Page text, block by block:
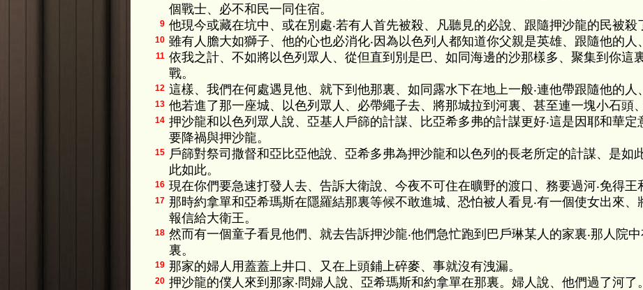
個戰士、必不和民一同住宿。
9 他現今或藏在坑中、或在別處‧若有人首先被殺、凡聽見的必說、跟隨押沙龍的民被殺
10 雖有人膽大如獅子、他的心也必消化‧因為以色列人都知道你父親是英雄、跟隨他的人
11 依我之計、不如將以色列眾人、從但直到別是巴、如同海邊的沙那樣多、聚集到你這
戰。
12 這樣、我們在何處遇見他、就下到他那裏、如同露水下在地上一般‧連他帶跟隨他的人
13 他若進了那一座城、以色列眾人、必帶繩子去、將那城拉到河裏、甚至連一塊小石頭
14 押沙龍和以色列眾人說、亞基人戶篩的計謀、比亞希多弗的計謀更好‧這是因耶和華
要降禍與押沙龍。
15 戶篩對祭司撒督和亞比亞他說、亞希多弗為押沙龍和以色列的長老所定的計謀、是如
此如此。
16 現在你們要急速打發人去、告訴大衛說、今夜不可住在曠野的渡口、務要過河‧免得王
17 那時約拿單和亞希瑪斯在隱羅結那裏等候不敢進城、恐怕被人看見‧有一個使女出來
報信給大衛王。
18 然而有一個童子看見他們、就去告訴押沙龍‧他們急忙跑到巴戶琳某人的家裏‧那人院
裏。
19 那家的婦人用蓋蓋上井口、又在上頭鋪上碎麥、事就沒有洩漏。
20 押沙龍的僕人來到那家‧問婦人說、亞希瑪斯和約拿單在那裏。婦人說、他們過了河